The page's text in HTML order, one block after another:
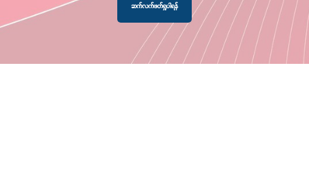
ဆက်လက်ဖတ်ရှုပါရန်